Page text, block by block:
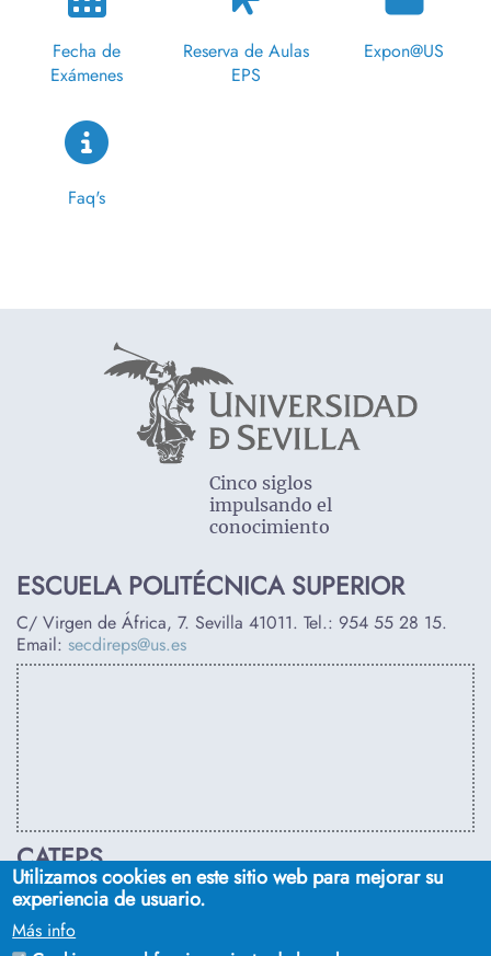
Fecha de
Exámenes
Reserva de Aulas
EPS
Expon@US
Faq's
Cinco siglos
impulsando el
conocimiento
ESCUELA POLITÉCNICA SUPERIOR
C/ Virgen de África, 7. Sevilla 41011. Tel.: 954 55 28 15.
Email: secdireps@us.es
CATEPS
C/ Euclides, s/n. Sevilla 41092. Tel.: 955 42 03 53
secdireps@us.es
Utilizamos cookies en este sitio web para mejorar su
experiencia de usuario.
Más info